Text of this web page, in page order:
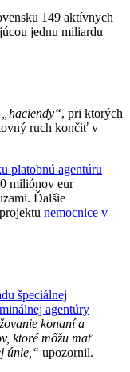
149 aktívnych
jednu miliardu
„haciendy“, pri ktorých
ruch končiť v
platobnú agentúru
miliónov eur
Ďalšie
nemocnice v
špeciálnej
agentúry
konaní a
ktoré môžu mať
únie,“ upozornil.